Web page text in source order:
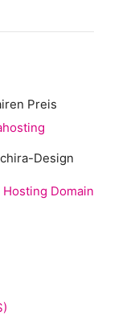
Preis